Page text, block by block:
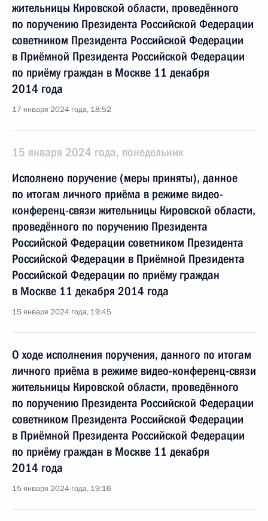
жительницы Кировской области, проведённого
по поручению Президента Российской Федерации
советником Президента Российской Федерации
в Приёмной Президента Российской Федерации
по приёму граждан в Москве 11 декабря
2014 года
17 января 2024 года, 18:52
15 января 2024 года, понедельник
Исполнено поручение (меры приняты), данное
по итогам личного приёма в режиме видео-
конференц-связи жительницы Кировской области,
проведённого по поручению Президента
Российской Федерации советником Президента
Российской Федерации в Приёмной Президента
Российской Федерации по приёму граждан
в Москве 11 декабря 2014 года
15 января 2024 года, 19:45
О ходе исполнения поручения, данного по итогам
личного приёма в режиме видео-конференц-связи
жительницы Кировской области, проведённого
по поручению Президента Российской Федерации
советником Президента Российской Федерации
в Приёмной Президента Российской Федерации
по приёму граждан в Москве 11 декабря
2014 года
15 января 2024 года, 19:16